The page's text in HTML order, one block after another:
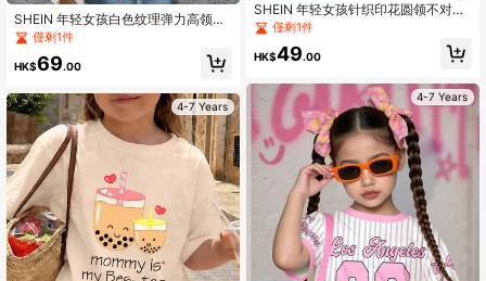
SHEIN 年轻女孩白色纹理弹力高领上
衣，肩宽适中，长喇叭袖，腰部和袖
口下摆，适合春秋季节
僅剩1件
HK$69.00
4-7 Years
SHEIN 年轻女孩针织印花圆领不对称
下摆休闲背心
僅剩1件
HK$49.00
4-7 Years